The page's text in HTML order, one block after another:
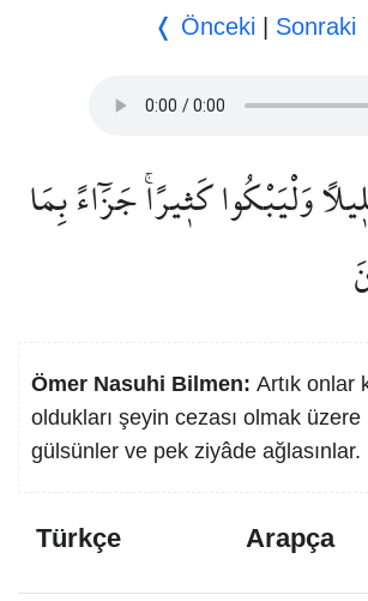
❬ Önceki Sonraki
وَلْيَبْكُوا كَث۪يرًاۚ جَزَٓاءً بِمَا
Ömer Nasuhi Bilmen: Artık onlar
oldukları şeyin cezası olmak
gülsünler ve pek ziyâde ağlasınlar.
Türkçe Arapça